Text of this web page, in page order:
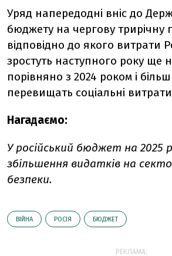
Уряд напередодні вніс до
бюджету на чергову трирічну
відповідно до якого витрати
зростуть наступного року ще
порівняно з 2024 роком і більш
перевищать соціальні
Нагадаємо:
У російський бюджет на 2025
збільшення видатків на
безпеки.
ВІЙНА РОСІЯ БЮДЖЕТ
РЕКЛАМА: